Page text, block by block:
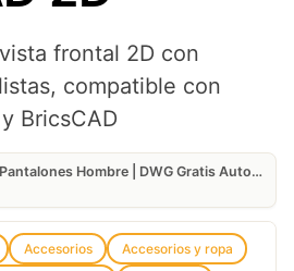
frontal 2D con
compatible con
BricsCAD
Bloque CAD Pantalones Hombre | DWG Gratis AutoCAD 2D
Accesorios
Accesorios y ropa